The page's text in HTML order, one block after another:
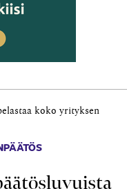
koko yrityksen